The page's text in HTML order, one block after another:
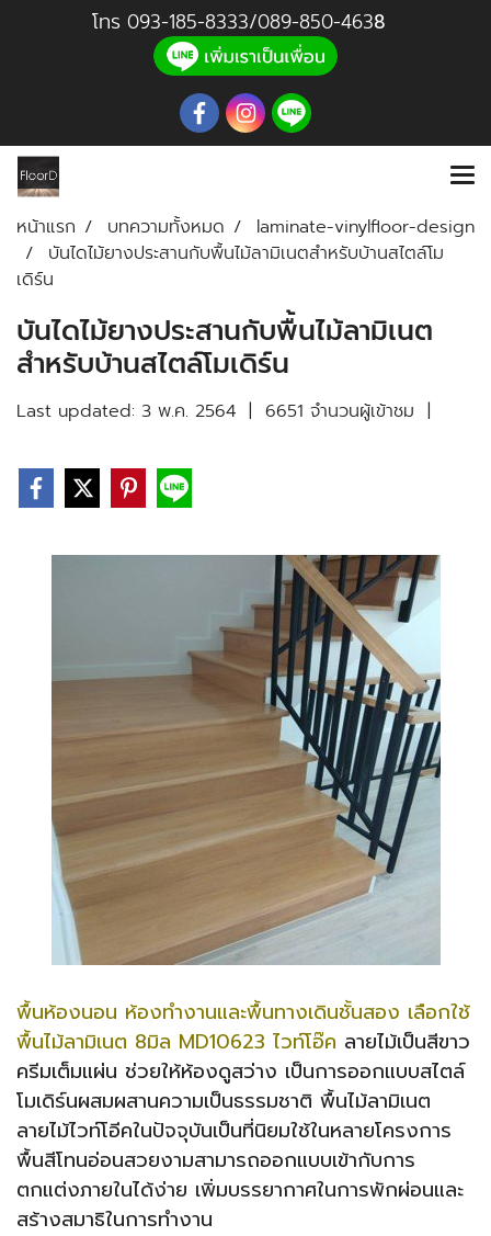
โทร 093-185-8333/089-850-4638
หน้าแรก บทความทั้งหมด
laminate-vinylfloor-design
บันไดไม้ยางประสานกับพื้นไม้ลามิเนตสำหรับบ้านสไตล์โม
เดิร์น
บันไดไม้ยางประสานกับพื้นไม้ลามิเนต
สำหรับบ้านสไตล์โมเดิร์น
Last updated: 3 พ.ค. 2564 | 6651 จำนวนผู้เข้าชม |
พื้นห้องนอน ห้องทำงานและพื้นทางเดินชั้นสอง เลือกใช้
พื้นไม้ลามิเนต 8มิล MD10623 ไวท์โอ๊ค ลายไม้เป็นสีขาว
ครีมเต็มแผ่น ช่วยให้ห้องดูสว่าง เป็นการออกแบบสไตล์
โมเดิร์นผสมผสานความเป็นธรรมชาติ พื้นไม้ลามิเนต
ลายไม้ไวท์โอีคในปัจจุบันเป็นที่นิยมใช้ในหลายโครงการ
พื้นสีโทนอ่อนสวยงามสามารถออกแบบเข้ากับการ
ตกแต่งภายในได้ง่าย เพิ่มบรรยากาศในการพักผ่อนและ
สร้างสมาธิในการทำงาน